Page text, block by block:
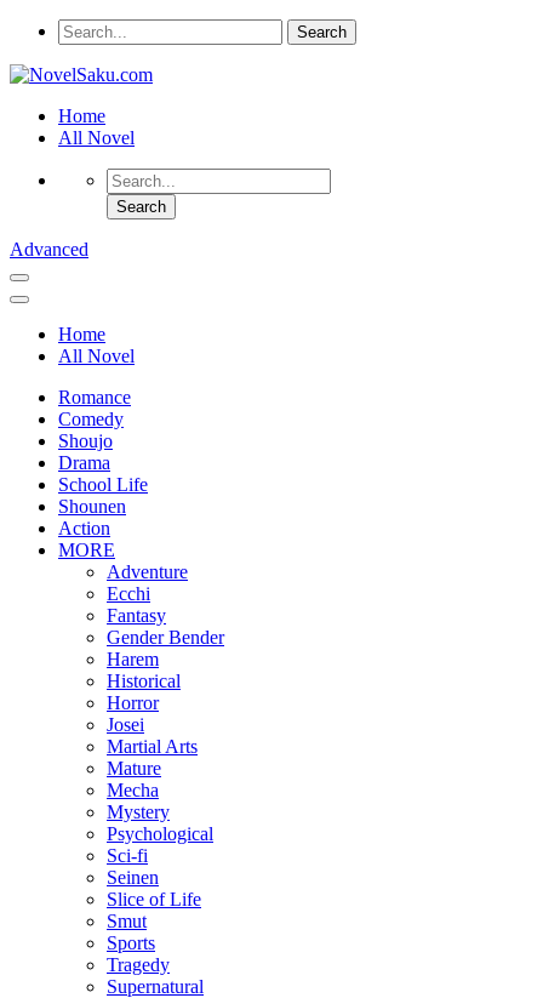
Home
All Novel
Advanced
Home
All Novel
Romance
Comedy
Shoujo
Drama
School Life
Shounen
Action
MORE
Adventure
Ecchi
Fantasy
Gender Bender
Harem
Historical
Horror
Josei
Martial Arts
Mature
Mecha
Mystery
Psychological
Sci-fi
Seinen
Slice of Life
Smut
Sports
Tragedy
Supernatural